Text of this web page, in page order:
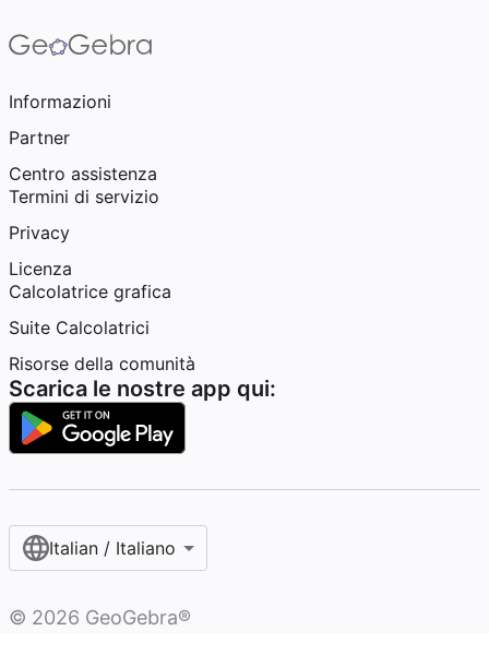
Informazioni
Partner
Centro assistenza
Termini di servizio
Privacy
Licenza
Calcolatrice grafica
Suite Calcolatrici
Risorse della comunità
Scarica le nostre app qui:
Italian / Italiano‎
© 2026 GeoGebra®